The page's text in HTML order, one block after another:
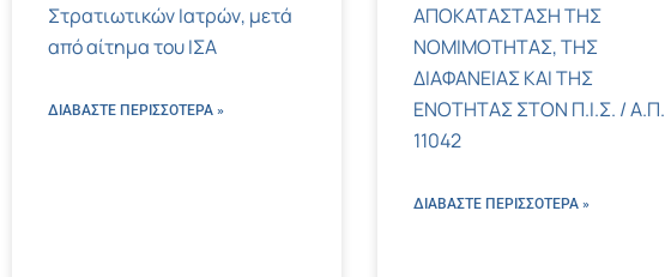
Στρατιωτικών Ιατρών, μετά
από αίτημα του ΙΣΑ
ΔΙΑΒΑΣΤΕ ΠΕΡΙΣΣΌΤΕΡΑ »
ΑΠΟΚΑΤΑΣΤΑΣΗ ΤΗΣ
ΝΟΜΙΜΟΤΗΤΑΣ, ΤΗΣ
ΔΙΑΦΑΝΕΙΑΣ ΚΑΙ ΤΗΣ
ΕΝΟΤΗΤΑΣ ΣΤΟΝ Π.Ι.Σ. / Α.Π.
11042
ΔΙΑΒΑΣΤΕ ΠΕΡΙΣΣΌΤΕΡΑ »